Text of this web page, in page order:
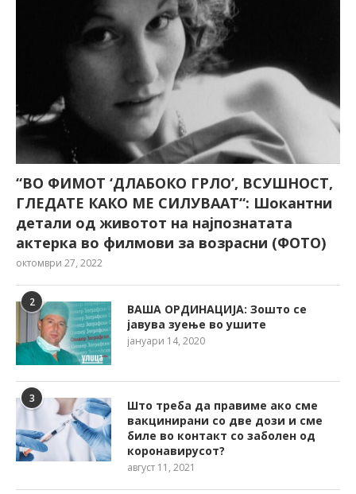
“ВО ФИМОТ ‘ДЛАБОКО ГРЛО’, ВСУШНОСТ,
ГЛЕДАТЕ КАКО МЕ СИЛУВААТ“: Шокантни
детали од животот на најпознатата
актерка во филмови за возрасни (ФОТО)
октомври 27, 2022
2
ВАША ОРДИНАЦИЈА: Зошто се
јавува зуење во ушите
јануари 14, 2020
3
Што треба да правиме ако сме
вакцинирани со две дози и сме
биле во контакт со заболен од
коронавирусот?
август 11, 2021